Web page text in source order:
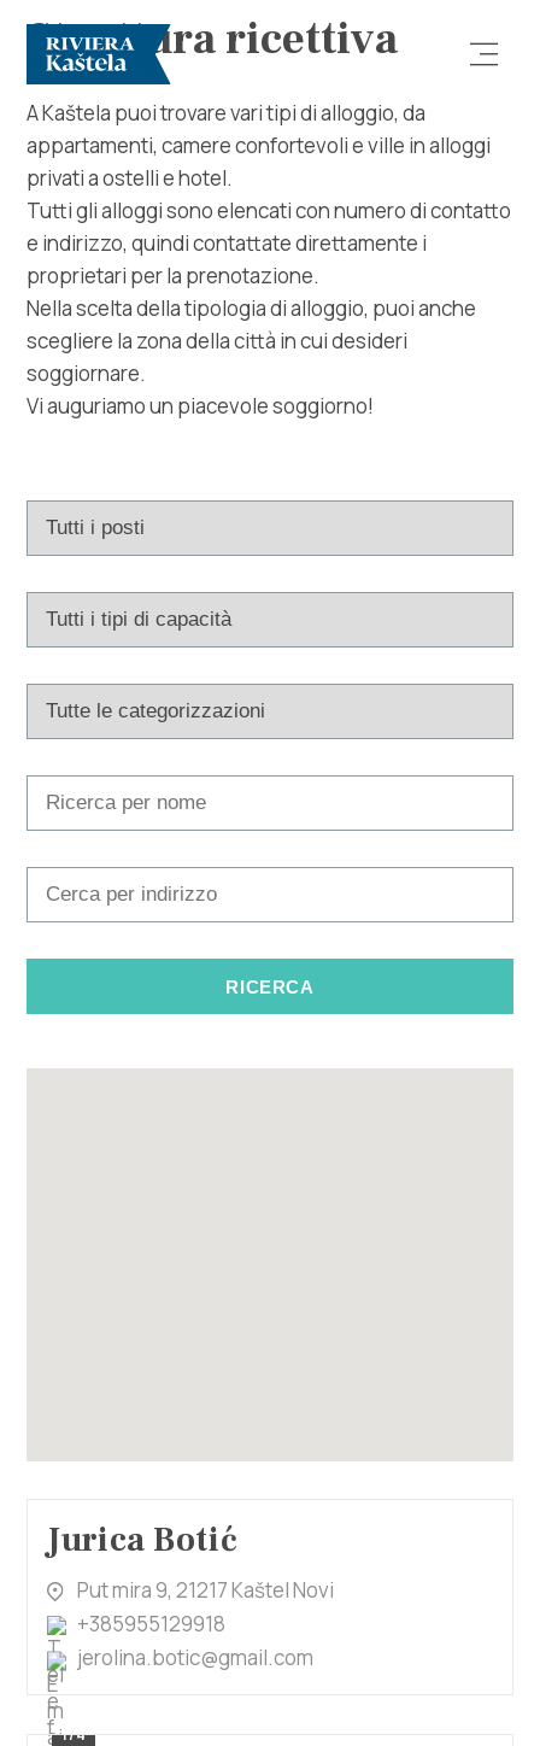
Esplora
Destinazione
Cosa fare
Multimedia
Tourist office
Safe in Dalmatia
info@kastela-info.hr
Villa Nika, Kamberovo šetalište 30,
Struttura ricettiva
A Kaštela puoi trovare vari tipi di alloggio, da
appartamenti, camere confortevoli e ville in alloggi
privati ​​a ostelli e hotel.
Tutti gli alloggi sono elencati con numero di contatto
e indirizzo, quindi contattate direttamente i
proprietari per la prenotazione.
Nella scelta della tipologia di alloggio, puoi anche
scegliere la zona della città in cui desideri
soggiornare.
Vi auguriamo un piacevole soggiorno!
Jurica Botić
Put mira 9, 21217 Kaštel Novi
+385955129918
jerolina.botic@gmail.com
1/4